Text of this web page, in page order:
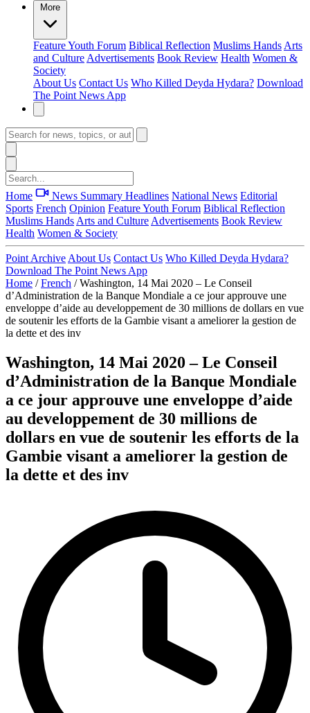
More
FeatureYouth Forum Biblical Reflection Muslims Hands Arts
and Culture Advertisements Book Review Health Women &
Society
About Us Contact Us Who Killed Deyda Hydara? Download
The Point News App
Home News Summary Headlines National News Editorial
Sports French Opinion FeatureYouth Forum Biblical Reflection
Muslims Hands Arts and Culture Advertisements Book Review
Health Women & Society
Point Archive About Us Contact Us Who Killed Deyda Hydara?
Download The Point News App
Home / French / Washington, 14 Mai 2020 – Le Conseil
d’Administration de la Banque Mondiale a ce jour approuve une
enveloppe d’aide au developpement de 30 millions de dollars en vue
de soutenir les efforts de la Gambie visant a ameliorer la gestion de
la dette et des inv
Washington, 14 Mai 2020 – Le Conseil
d’Administration de la Banque Mondiale
a ce jour approuve une enveloppe d’aide
au developpement de 30 millions de
dollars en vue de soutenir les efforts de la
Gambie visant a ameliorer la gestion de
la dette et des inv